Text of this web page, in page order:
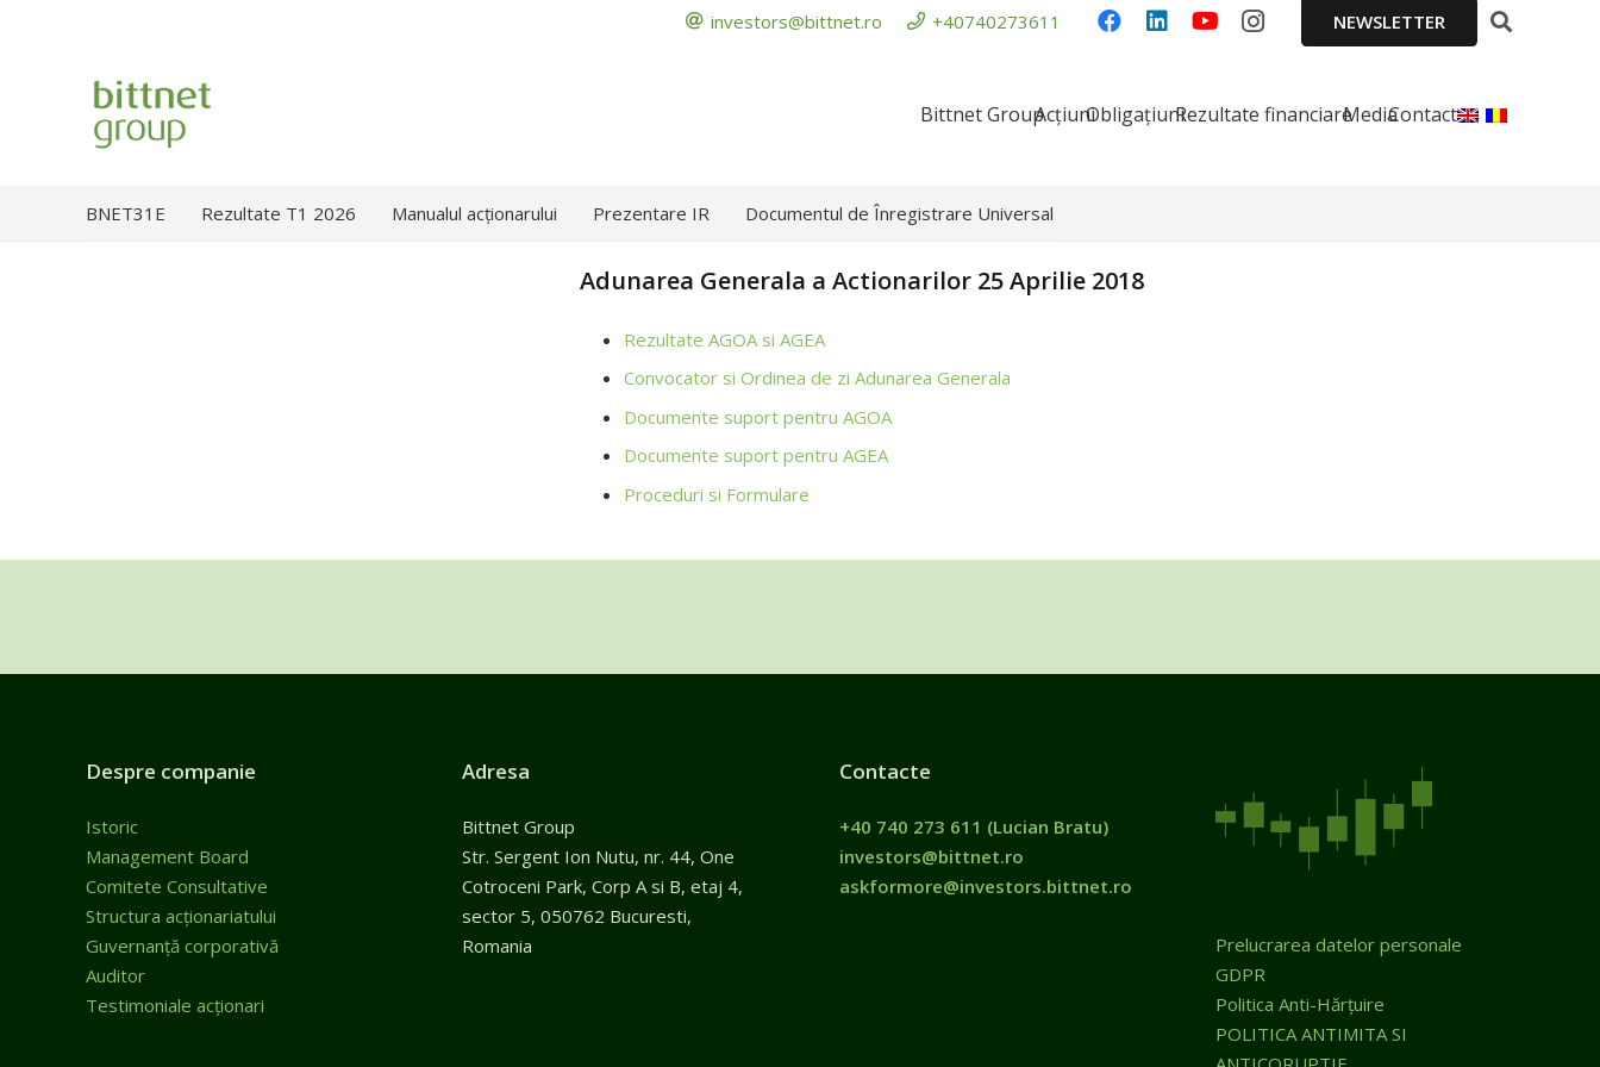
investors@bittnet.ro +40740273611 NEWSLETTER
Bittnet GroupAcțiuniObligațiuniRezultate financiareMediaContact
BNET31E Rezultate T1 2026 Manualul acționarului Prezentare IR Documentul de Înregistrare Universal
Adunarea Generala a Actionarilor 25 Aprilie 2018
Rezultate AGOA si AGEA
Convocator si Ordinea de zi Adunarea Generala
Documente suport pentru AGOA
Documente suport pentru AGEA
Proceduri si Formulare
Despre companie
Istoric
Management Board
Comitete Consultative
Structura acționariatului
Guvernanță corporativă
Auditor
Testimoniale acționari
Adresa
Bittnet Group
Str. Sergent Ion Nutu, nr. 44, One
Cotroceni Park, Corp A si B, etaj 4,
sector 5, 050762 Bucuresti,
Romania
Contacte
+40 740 273 611 (Lucian Bratu)
investors@bittnet.ro
askformore@investors.bittnet.ro
Prelucrarea datelor personale
GDPR
Politica Anti-Hărțuire
POLITICA ANTIMITA SI